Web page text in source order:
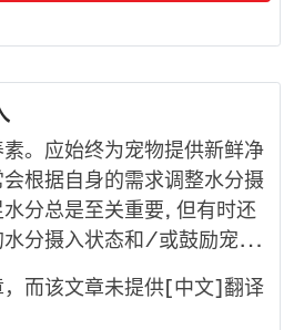
。应始终为宠物提供新鲜净
根据自身的需求调整水分摄
分总是至关重要, 但有时还
水分摄入状态和/或鼓励宠物
，而该文章未提供[中文]翻译